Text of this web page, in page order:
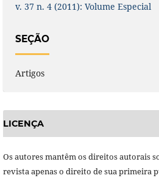
v. 37 n. 4 (2011): Volume Especial
SEÇÃO
Artigos
LICENÇA
Os autores mantêm os direitos autorais
revista apenas o direito de sua primeira